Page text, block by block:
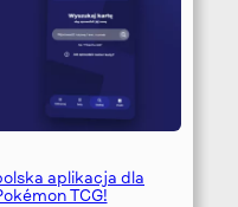
aplikacja dla
TCG!